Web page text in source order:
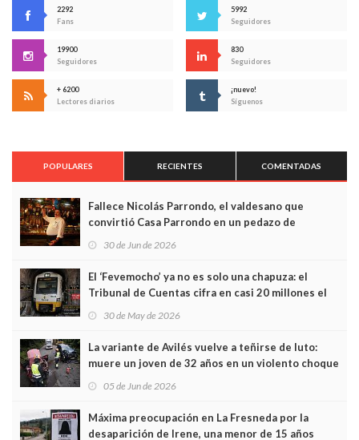
2292
Fans
5992
Seguidores
19900
Seguidores
830
Seguidores
+ 6200
Lectores diarios
¡nuevo!
Síguenos
POPULARES RECIENTES COMENTADAS
Fallece Nicolás Parrondo, el valdesano que
convirtió Casa Parrondo en un pedazo de
30 de Jun de 2026
El ‘Fevemocho’ ya no es solo una chapuza: el
Tribunal de Cuentas cifra en casi 20 millones el
30 de May de 2026
La variante de Avilés vuelve a teñirse de luto:
muere un joven de 32 años en un violento choque
05 de Jun de 2026
Máxima preocupación en La Fresneda por la
desaparición de Irene, una menor de 15 años